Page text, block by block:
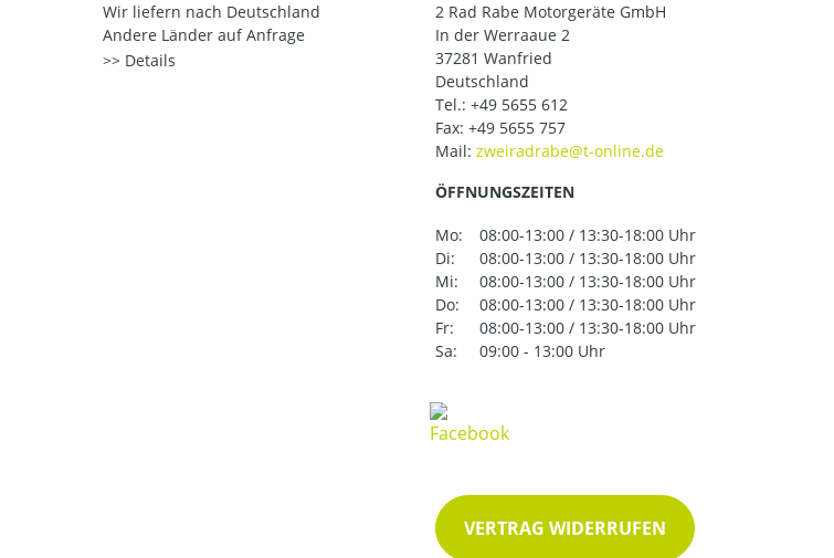
Wir liefern nach Deutschland
Andere Länder auf Anfrage
Details
2 Rad Rabe Motorgeräte GmbH
In der Werraaue 2
37281 Wanfried
Deutschland
Tel.: +49 5655 612
Fax: +49 5655 757
Mail:
ÖFFNUNGSZEITEN
Mo:
08:00-13:00 / 13:30-18:00 Uhr
Di:
08:00-13:00 / 13:30-18:00 Uhr
Mi:
08:00-13:00 / 13:30-18:00 Uhr
Do:
08:00-13:00 / 13:30-18:00 Uhr
Fr:
08:00-13:00 / 13:30-18:00 Uhr
Sa:
09:00 - 13:00 Uhr
VERTRAG WIDERRUFEN